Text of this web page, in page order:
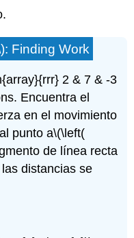
: Finding Work
2 & 7 & -3
Encuentra el
en el movimiento
al punto a\(\left(
de línea recta
distancias se